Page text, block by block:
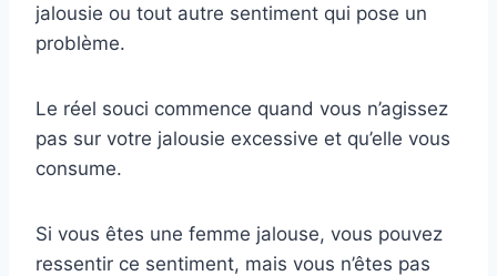
jalousie ou tout autre sentiment qui pose un
problème.
Le réel souci commence quand vous n’agissez
pas sur votre jalousie excessive et qu’elle vous
consume.
Si vous êtes une femme jalouse, vous pouvez
ressentir ce sentiment, mais vous n’êtes pas